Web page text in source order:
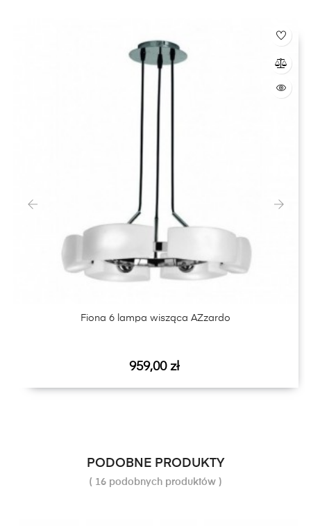
Fiona 6 lampa wisząca AZzardo
Cena
959,00 zł
PODOBNE PRODUKTY
( 16 podobnych produktów )